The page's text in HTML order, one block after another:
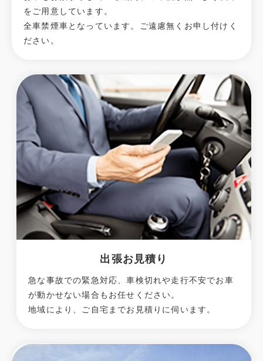
をご用意しています。
全車禁煙車となっています。ご遠慮無くお申し付けく
ださい。
出張お見積り
急な事故での緊急対応、車検切れや走行不安でお車
が動かせない場合もお任せください。
地域により、ご自宅までお見積りに伺います。